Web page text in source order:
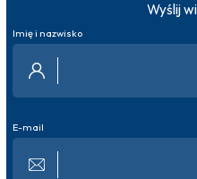
Wyślij
Imię i nazwisko
E-mail